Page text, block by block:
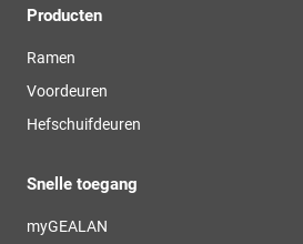
Producten
Ramen
Voordeuren
Hefschuifdeuren
Snelle toegang
myGEALAN